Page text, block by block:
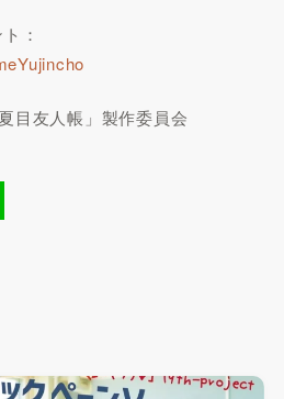
：
目友人帳」製作委員会